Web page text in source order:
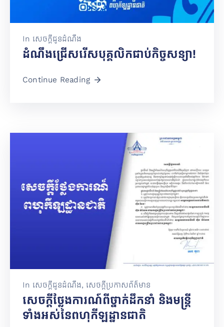
In សេចក្តីជូនដំណឹង
ដំណឹងជ្រើសរើសបុគ្គលិកជាប់កិច្ចសន្យា!
Continue Reading
In សេចក្តីជូនដំណឹង‚ សេចក្តីប្រកាសព័ត៌មាន
សេចក្តីថ្លែងការណ៍ពីថ្នាក់ដឹកនាំ និងមន្ត្រី
ទាំងអស់នៃពហុកីឡដ្ឋានជាតិ